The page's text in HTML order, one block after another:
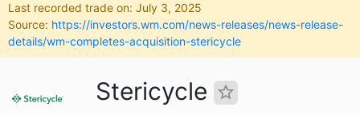
Last recorded trade on: July 3, 2025
Source: https://investors.wm.com/news-releases/news-release-
details/wm-completes-acquisition-stericycle
Stericycle